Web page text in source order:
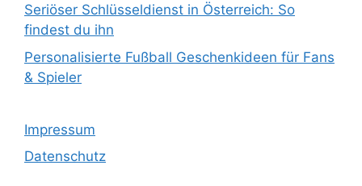
Seriöser Schlüsseldienst in Österreich: So
findest du ihn
Personalisierte Fußball Geschenkideen für Fans
& Spieler
Impressum
Datenschutz